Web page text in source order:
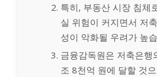
특히, 부동산 시장 침체
실 위험이 커지면서 저
성이 악화될 우려가 높
금융감독원은 저축은행
조 8천억 원에 달할 것